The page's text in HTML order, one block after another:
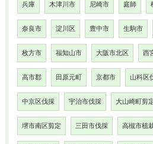
兵庫 木津川市 尼崎市 庭師
奈良市 淀川区 豊中市 生駒市
枚方市 福知山市 大阪市北区 西
高市郡 田原元町 京都市 山科区
中京区伐採 宇治市伐採 大山崎町剪
堺市南区剪定 三田市伐採 高槻市植